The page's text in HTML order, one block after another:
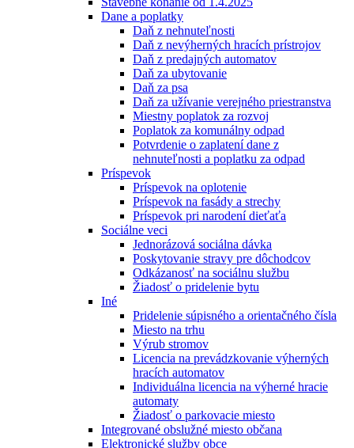
Dane a poplatky
Daň z nehnuteľnosti
Daň z nevýherných hracích prístrojov
Daň z predajných automatov
Daň za ubytovanie
Daň za psa
Daň za užívanie verejného priestranstva
Miestny poplatok za rozvoj
Poplatok za komunálny odpad
Potvrdenie o zaplatení dane z
nehnuteľnosti a poplatku za odpad
Príspevok
Príspevok na oplotenie
Príspevok na fasády a strechy
Príspevok pri narodení dieťaťa
Sociálne veci
Jednorázová sociálna dávka
Poskytovanie stravy pre dôchodcov
Odkázanosť na sociálnu službu
Žiadosť o pridelenie bytu
Iné
Pridelenie súpisného a orientačného čísla
Miesto na trhu
Výrub stromov
Licencia na prevádzkovanie výherných
hracích automatov
Individuálna licencia na výherné hracie
automaty
Žiadosť o parkovacie miesto
Integrované obslužné miesto občana
Elektronické služby obce